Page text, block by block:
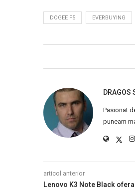
DOGEE F5 EVERBUYING
DRAGOS
Pasionat
puneam
articol anterior
Lenovo K3 Note Black